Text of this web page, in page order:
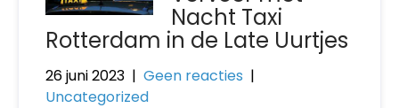
Nacht Taxi
Rotterdam in de Late Uurtjes
26 juni 2023 | Geen reacties |
Uncategorized